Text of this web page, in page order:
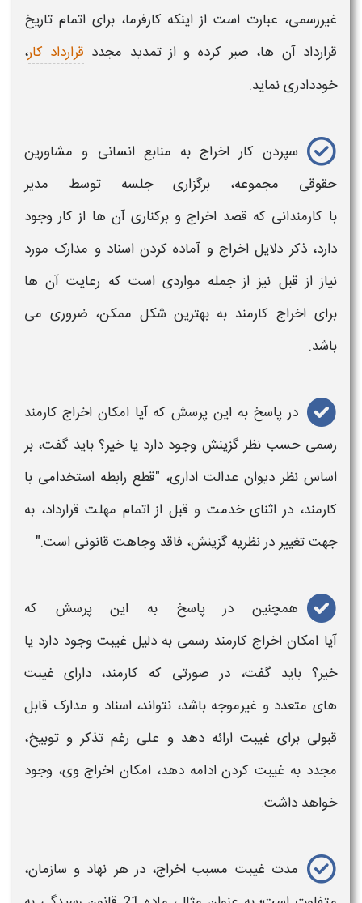
غیررسمی، عبارت است از اینکه کارفرما، برای اتمام تاریخ
قرارداد آن ها، صبر کرده و از تمدید مجدد قرارداد کار،
خوددادری نماید.
سپردن کار اخراج به منابع انسانی و مشاورین
حقوقی مجموعه، برگزاری جلسه توسط مدیر
با کارمندانی که قصد اخراج و برکناری آن ها از کار وجود
دارد، ذکر دلایل اخراج و آماده کردن اسناد و مدارک مورد
نیاز از قبل نیز از جمله مواردی است که رعایت آن ها
برای اخراج کارمند به بهترین شکل ممکن، ضروری می
باشد.
در پاسخ به این پرسش که آیا امکان اخراج کارمند
رسمی حسب نظر گزینش وجود دارد یا خیر؟ باید گفت، بر
اساس نظر دیوان عدالت اداری، "قطع رابطه استخدامی با
کارمند، در اثنای خدمت و قبل از اتمام مهلت قرارداد، به
جهت تغییر در نظریه گزینش، فاقد وجاهت قانونی است."
همچنین در پاسخ به این پرسش که
آیا امکان اخراج کارمند رسمی به دلیل غیبت وجود دارد یا
خیر؟ باید گفت، در صورتی که کارمند، دارای غیبت
های متعدد و غیرموجه باشد، نتواند، اسناد و مدارک قابل
قبولی برای غیبت ارائه دهد و علی رغم تذکر و توبیخ،
مجدد به غیبت کردن ادامه دهد، امکان اخراج وی، وجود
خواهد داشت.
مدت غیبت مسبب اخراج، در هر نهاد و سازمان،